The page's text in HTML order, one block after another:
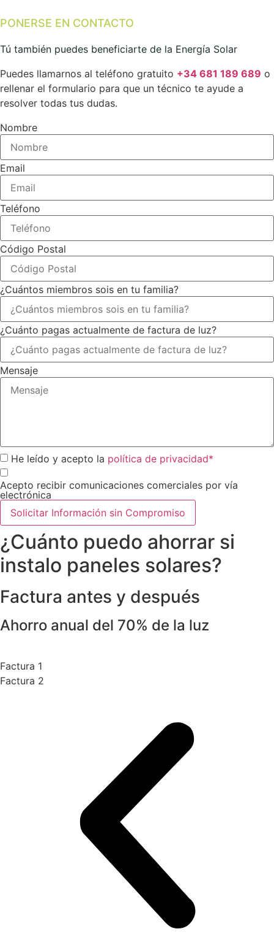
PONERSE EN CONTACTO
Tú también puedes beneficiarte de la Energía Solar
Puedes llamarnos al teléfono gratuito +34 681 189 689 o
rellenar el formulario para que un técnico te ayude a
resolver todas tus dudas.
Nombre
Email
Teléfono
Código Postal
¿Cuántos miembros sois en tu familia?
¿Cuánto pagas actualmente de factura de luz?
Mensaje
He leído y acepto la política de privacidad*
Acepto recibir comunicaciones comerciales por vía
electrónica
Solicitar Información sin Compromiso
¿Cuánto puedo ahorrar si
instalo paneles solares?
Factura antes y después
Ahorro anual del 70% de la luz
Factura 1
Factura 2